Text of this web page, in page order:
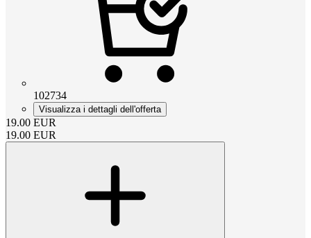
102734
Visualizza i dettagli dell'offerta
19.00 EUR
19.00 EUR